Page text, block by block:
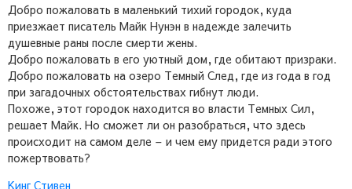
Добро пожаловать в маленький тихий городок, куда
приезжает писатель Майк Нунэн в надежде залечить
душевные раны после смерти жены.
Добро пожаловать в его уютный дом, где обитают призраки.
Добро пожаловать на озеро Темный След, где из года в год
при загадочных обстоятельствах гибнут люди.
Похоже, этот городок находится во власти Темных Сил,
решает Майк. Но сможет ли он разобраться, что здесь
происходит на самом деле – и чем ему придется ради этого
пожертвовать?
Кинг Стивен